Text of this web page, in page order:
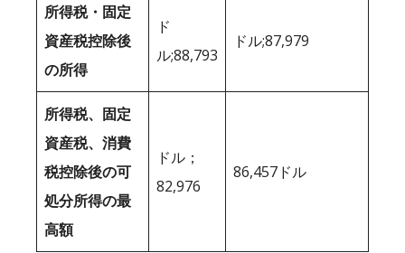
所得税・固定
資産税控除後
の所得
ド
ル;88,793
ドル;87,979
所得税、固定
資産税、消費
税控除後の可
処分所得の最
高額
ドル；
82,976
86,457ドル